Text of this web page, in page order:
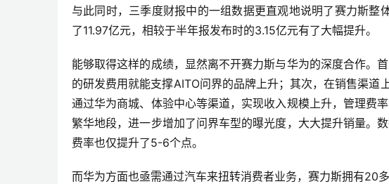
与此同时，三季度财报中的一组数据更直观地说明了赛力斯
了11.97亿元，相较于半年报发布时的3.15亿元有了大幅提升。
能够取得这样的成绩，显然离不开赛力斯与华为的深度合作。
的研发费用就能支撑AITO问界的品牌上升；其次，在销售渠道
通过华为商城、体验中心等渠道，实现收入规模上升，管理费
繁华地段，进一步增加了问界车型的曝光度，大大提升销量。
费率也仅提升了5-6个点。
而华为方面也亟需通过汽车来扭转消费者业务，赛力斯拥有20